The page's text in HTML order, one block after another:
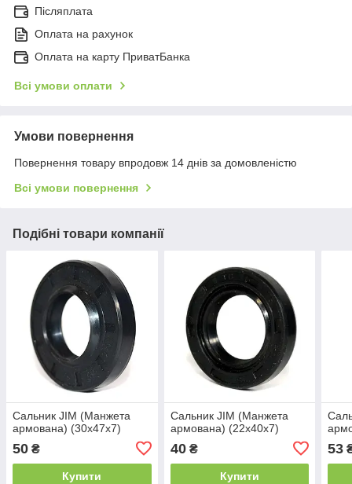
Післяплата
Оплата на рахунок
Оплата на карту ПриватБанка
Всі умови оплати
Умови повернення
Повернення товару впродовж 14 днів за домовленістю
Всі умови повернення
Подібні товари компанії
Сальник JIM (Манжета
армована) (30x47x7)
50 ₴
Купити
Сальник JIM (Манжета
армована) (22x40x7)
40₴
Купити
53